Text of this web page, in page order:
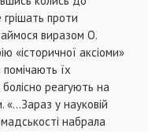
проти
виразом О.
«історичної аксіоми»
їх
реагують на
«...Зараз у науковій
набрала